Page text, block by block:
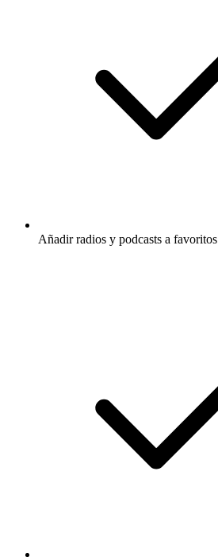
Añadir radios y podcasts a favoritos